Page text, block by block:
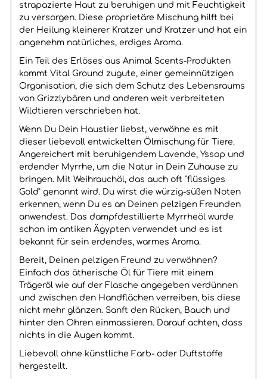
strapazierte Haut zu beruhigen und mit Feuchtigkeit
zu versorgen. Diese proprietäre Mischung hilft bei
der Heilung kleinerer Kratzer und Kratzer und hat ein
angenehm natürliches, erdiges Aroma.
Ein Teil des Erlöses aus Animal Scents-Produkten
kommt Vital Ground zugute, einer gemeinnützigen
Organisation, die sich dem Schutz des Lebensraums
von Grizzlybären und anderen weit verbreiteten
Wildtieren verschrieben hat.
Wenn Du Dein Haustier liebst, verwöhne es mit
dieser liebevoll entwickelten Ölmischung für Tiere.
Angereichert mit beruhigendem Lavende, Yssop und
erdender Myrrhe, um die Natur in Dein Zuhause zu
bringen. Mit Weihrauchöl, das auch oft "flüssiges
Gold" genannt wird. Du wirst die würzig-süßen Noten
erkennen, wenn Du es an Deinen pelzigen Freunden
anwendest. Das dampfdestillierte Myrrheöl wurde
schon im antiken Ägypten verwendet und es ist
bekannt für sein erdendes, warmes Aroma.
Bereit, Deinen pelzigen Freund zu verwöhnen?
Einfach das ätherische Öl für Tiere mit einem
Trägeröl wie auf der Flasche angegeben verdünnen
und zwischen den Handflächen verreiben, bis diese
nicht mehr glänzen. Sanft den Rücken, Bauch und
hinter den Ohren einmassieren. Darauf achten, dass
nichts in die Augen kommt.
Liebevoll ohne künstliche Farb- oder Duftstoffe
hergestellt.